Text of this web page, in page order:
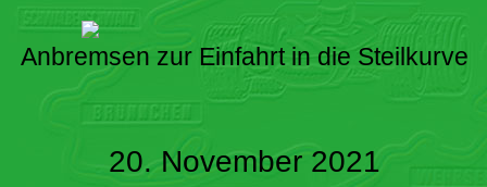
Anbremsen zur Einfahrt in die Steilkurve
20. November 2021